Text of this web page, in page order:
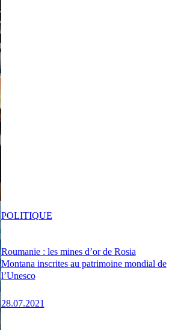
Roumanie : les mines d’or de Rosia
Montana inscrites au patrimoine mondial de
l’Unesco
28.07.2021
POLITIQUE